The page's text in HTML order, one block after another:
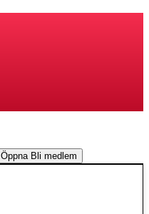
Öppna Bli medlem